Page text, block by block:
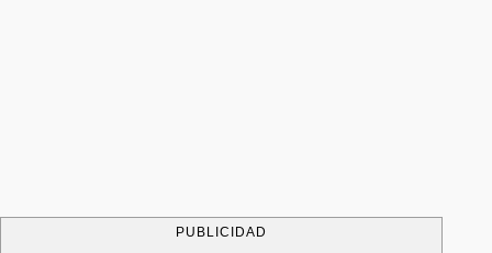
PUBLICIDAD